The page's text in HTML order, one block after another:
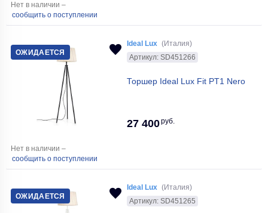
Нет в наличии –
сообщить о поступлении
ОЖИДАЕТСЯ
Ideal Lux (Италия)
Артикул: SD451266
Торшер Ideal Lux Fit PT1 Nero
27 400руб.
Нет в наличии –
сообщить о поступлении
ОЖИДАЕТСЯ
Ideal Lux (Италия)
Артикул: SD451265